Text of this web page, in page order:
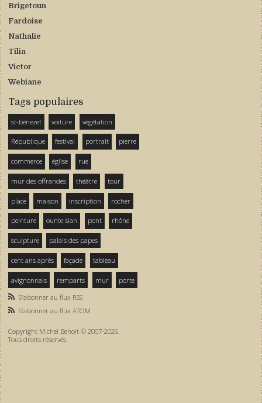
Brigetoun
Fardoise
Nathalie
Tilia
Victor
Webiane
Tags populaires
st-bénezet voiture végétation
République festival portrait pierre
commerce église rue
mur des offrandes théâtre tour
place maison inscription rocher
peinture ounte sian pont rhône
sculpture palais des papes
cent ans après façade tableau
avignonnais remparts mur
porte
S'abonner au flux RSS
S'abonner au flux ATOM
Copyright Michel Benoit © 2007-2026.
Tous droits réservés.